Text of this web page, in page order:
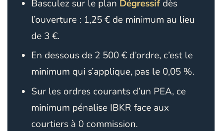
Basculez sur le plan Dégressifdès
l’ouverture : 1,25 € de minimum au lieu
de 3 €.
En dessous de 2 500 € d’ordre, c’est le
minimum qui s’applique, pas le 0,05 %.
Sur les ordres courants d’un PEA, ce
minimum pénalise IBKR face aux
courtiers à 0 commission.